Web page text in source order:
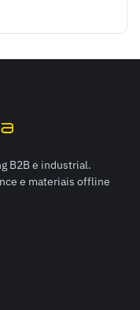
B2B e industrial.
e materiais offline